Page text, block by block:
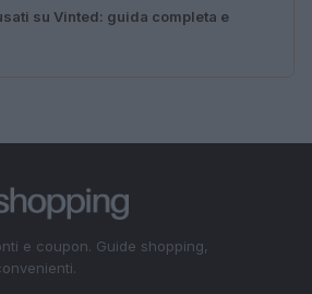
su Vinted: guida completa e
e coupon. Guide shopping,